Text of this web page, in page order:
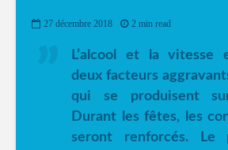
27 décembre 2018 2 min read
L’alcool et la vitesse
deux facteurs
qui se produisent
Durant les fêtes, les
seront renforcés. Le